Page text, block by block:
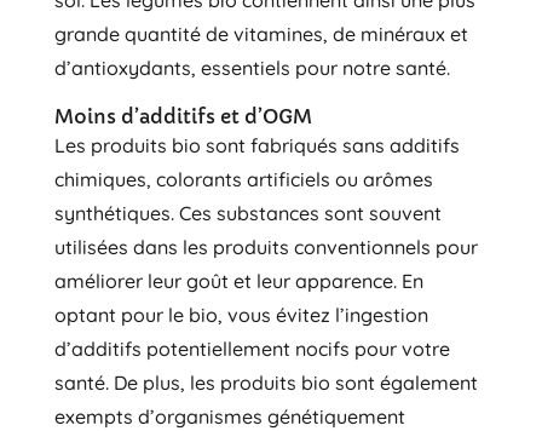
grande quantité de vitamines, de minéraux et
d’antioxydants, essentiels pour notre santé.
Moins d’additifs et d’OGM
Les produits bio sont fabriqués sans additifs
chimiques, colorants artificiels ou arômes
synthétiques. Ces substances sont souvent
utilisées dans les produits conventionnels pour
améliorer leur goût et leur apparence. En
optant pour le bio, vous évitez l’ingestion
d’additifs potentiellement nocifs pour votre
santé. De plus, les produits bio sont également
exempts d’organismes génétiquement